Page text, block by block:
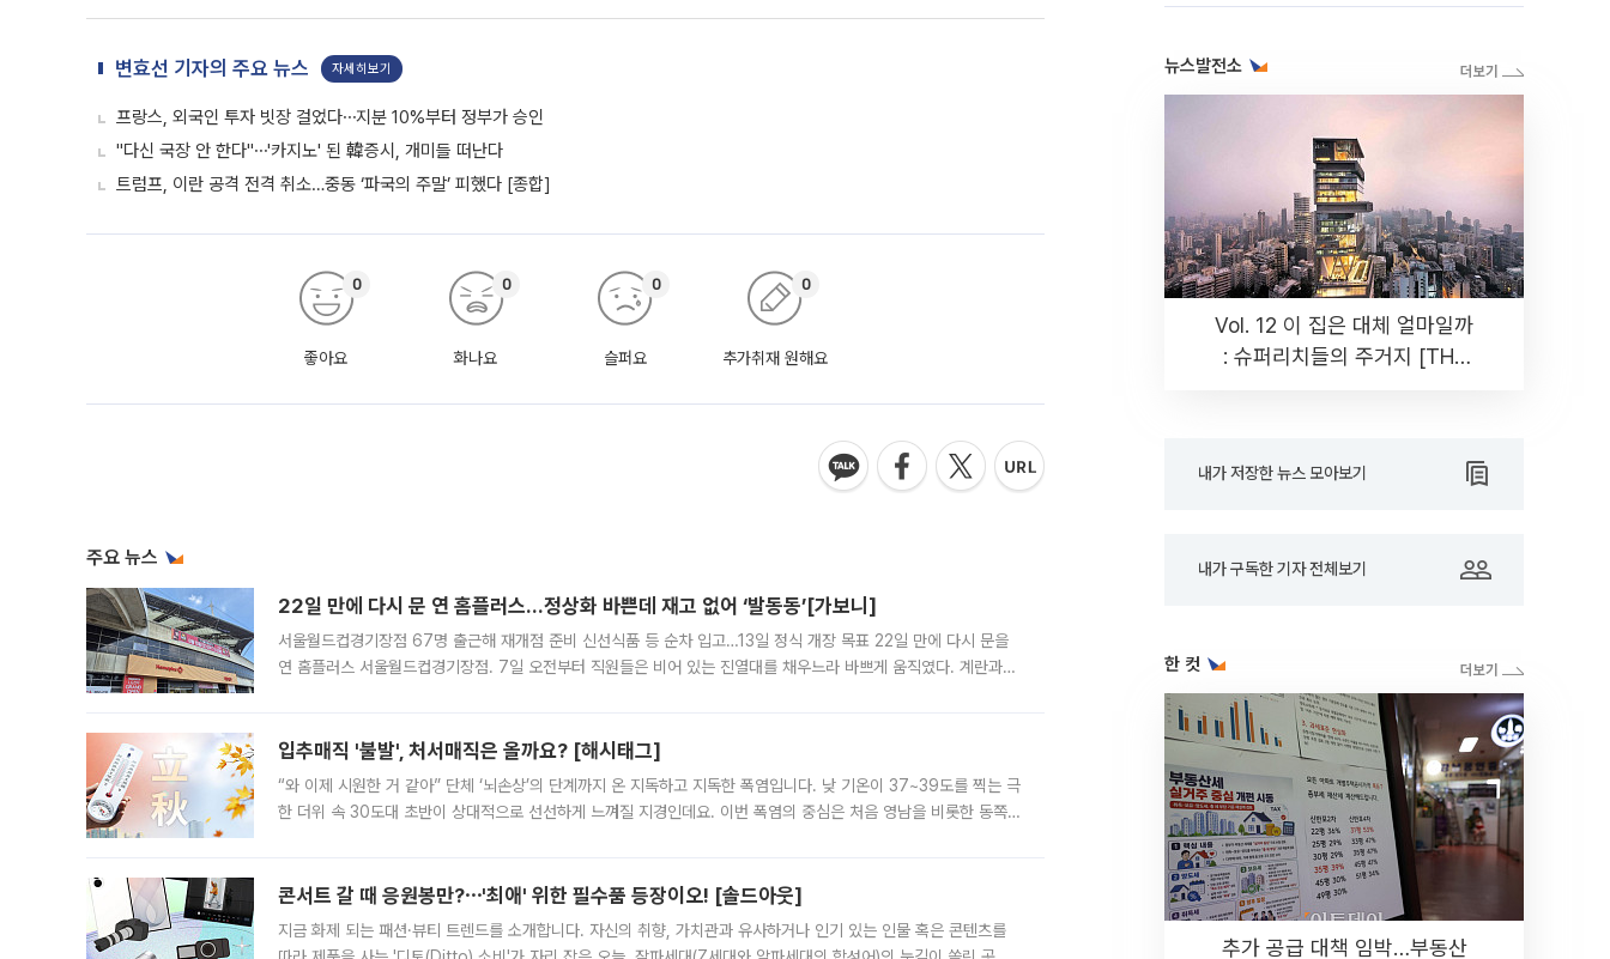
변효선 기자의 주요 뉴스 자세히보기
프랑스, 외국인 투자 빗장 걸었다⋯지분 10%부터 정부가 승인
"다신 국장 안 한다"⋯'카지노' 된 韓증시, 개미들 떠난다
트럼프, 이란 공격 전격 취소…중동 ‘파국의 주말’ 피했다 [종합]
좋아요
0
화나요
0
슬퍼요
0
추가취재 원해요
0
주요 뉴스
22일 만에 다시 문 연 홈플러스…정상화 바쁜데 재고 없어 ‘발동동’[가보니]
서울월드컵경기장점 67명 출근해 재개점 준비 신선식품 등 순차 입고…13일 정식 개장 목표 22일 만에 다시 문을
연 홈플러스 서울월드컵경기장점. 7일 오전부터 직원들은 비어 있는 진열대를 채우느라 바쁘게 움직였다. 계란과
입추매직 '불발', 처서매직은 올까요? [해시태그]
“와 이제 시원한 거 같아” 단체 ‘뇌손상’의 단계까지 온 지독하고 지독한 폭염입니다. 낮 기온이 37~39도를 찍는 극
한 더위 속 30도대 초반이 상대적으로 선선하게 느껴질 지경인데요. 이번 폭염의 중심은 처음 영남을 비롯한 동쪽
콘서트 갈 때 응원봉만?⋯'최애' 위한 필수품 등장이오! [솔드아웃]
지금 화제 되는 패션·뷰티 트렌드를 소개합니다. 자신의 취향, 가치관과 유사하거나 인기 있는 인물 혹은 콘텐츠를
뉴스발전소
Vol. 12 이 집은 대체 얼마일까
: 슈퍼리치들의 주거지 [THE
내가 저장한 뉴스 모아보기
내가 구독한 기자 전체보기
한 컷
추가 공급 대책 임박…부동산